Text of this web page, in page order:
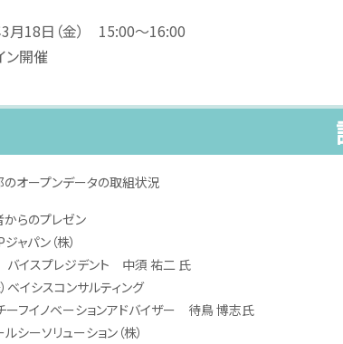
3月18日（金） 15:00～16:00
ン開催
オープンデータの取組状況
らのプレゼン
パン（株）
レジデント 中須 祐二 氏
イシスコンサルティング
ノベーションアドバイザー 待鳥 博志氏
ーソリューション（株）